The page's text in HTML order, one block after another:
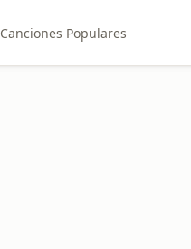
Canciones Populares